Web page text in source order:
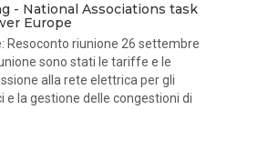
- National Associations task
Europe
Resoconto riunione 26 settembre
sono stati le tariffe e le
alla rete elettrica per gli
la gestione delle congestioni di